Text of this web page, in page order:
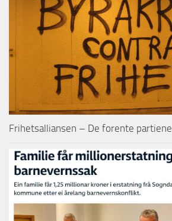
Frihetsalliansen – De forente partiene